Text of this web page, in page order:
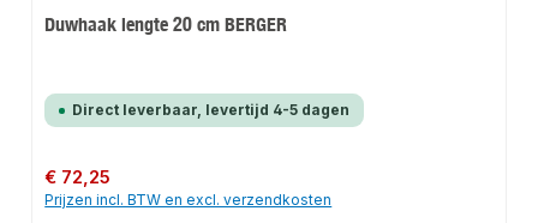
Duwhaak lengte 20 cm BERGER
Direct leverbaar, levertijd 4-5 dagen
Normale prijs:
€ 72,25
Prijzen incl. BTW en excl. verzendkosten